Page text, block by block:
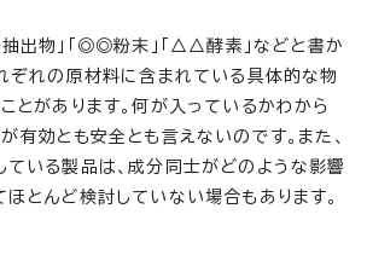
出物」「◎◎粉末」「△△酵素」などと書か
ぞれの原材料に含まれている具体的な物
とがあります。何が入っているかわから
有効とも安全とも言えないのです。また、
いる製品は、成分同士がどのような影響
とんど検討していない場合もあります。